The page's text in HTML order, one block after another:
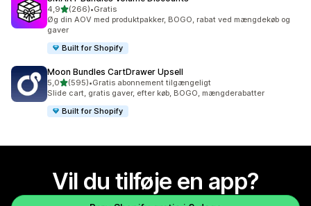
4,9ud af 5 stjerner
(266)
266 anmeldelser i alt
•Gratis
Øg din AOV med produktpakker, BOGO, rabat ved mængdekøb og
gaver
Built for Shopify
Moon Bundles CartDrawer Upsell
5,0ud af 5 stjerner
(595)
595 anmeldelser i alt
•Gratis abonnement tilgængeligt
Slide cart, gratis gaver, efter køb, BOGO, mængderabatter
Built for Shopify
Vil du tilføje en app?